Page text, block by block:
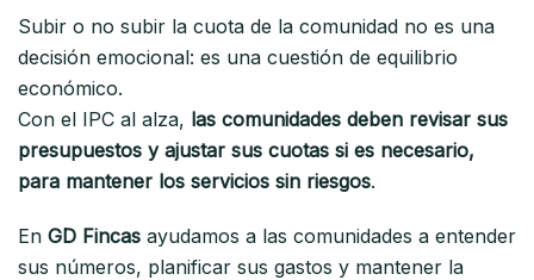
Subir o no subir la cuota de la comunidad no es una
decisión emocional: es una cuestión de equilibrio
económico.
Con el IPC al alza, las comunidades deben revisar sus
presupuestos y ajustar sus cuotas si es necesario,
para mantener los servicios sin riesgos.
En GD Fincas ayudamos a las comunidades a entender
sus números, planificar sus gastos y mantener la